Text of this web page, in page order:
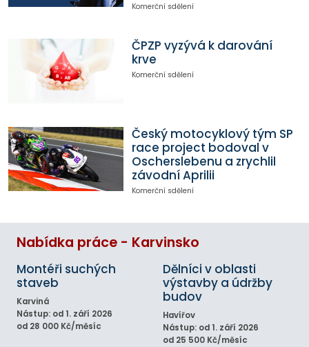
Komerční sdělení
ČPZP vyzývá k darování
krve
Komerční sdělení
Český motocyklový tým SP
race project bodoval v
Oscherslebenu a zrychlil
závodní Aprilii
Komerční sdělení
Nabídka práce - Karvinsko
Montéři suchých
staveb
Karviná
Nástup: od 1. září 2026
od 28 000 Kč/měsíc
Dělníci v oblasti
výstavby a údržby
budov
Havířov
Nástup: od 1. září 2026
od 25 500 Kč/měsíc